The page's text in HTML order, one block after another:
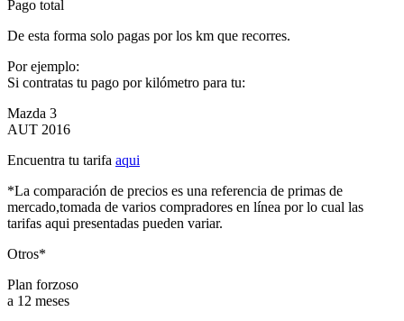
Pago total
De esta forma solo pagas por los km que recorres.
Por ejemplo:
Si contratas tu pago por kilómetro para tu:
Mazda 3
AUT 2016
Encuentra tu tarifa aqui
*La comparación de precios es una referencia de primas de
mercado,tomada de varios compradores en línea por lo cual las
tarifas aqui presentadas pueden variar.
Otros*
Plan forzoso
a 12 meses